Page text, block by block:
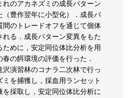
のアカネズミの成長パターン
豊作翌年に小型化）．成長パ
間のトレードオフを通じて個体
る．成長パターン変異をもた
めに，安定同位体比分析を用
の餌環境の評価を行った．
沢演習林のコナラ二次林で行っ
を捕獲し，採血用ランセット
採取し，安定同位体比分析に